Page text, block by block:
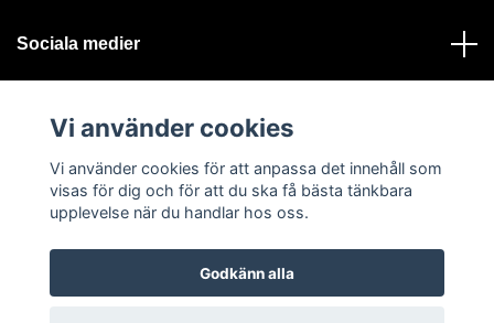
Sociala medier
© 2026 Ystad Skeppshandel - Alla rättigheter reserverade
Vi använder cookies
Vi använder cookies för att anpassa det innehåll som
visas för dig och för att du ska få bästa tänkbara
upplevelse när du handlar hos oss.
Godkänn alla